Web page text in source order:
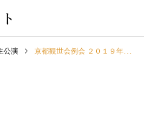
公演 京都観世会例会 ２０１９年５月２６日（日）